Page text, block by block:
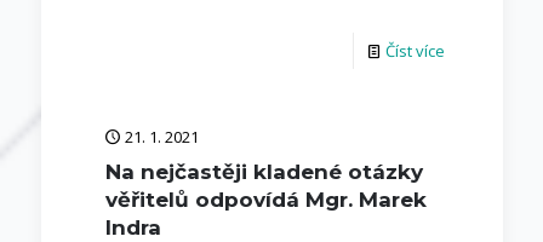
Číst více
21. 1. 2021
Na nejčastěji kladené otázky
věřitelů odpovídá Mgr. Marek
Indra